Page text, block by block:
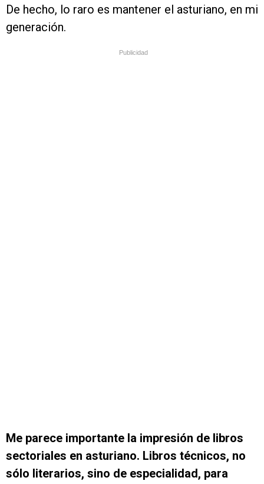
De hecho, lo raro es mantener el asturiano, en mi
generación.
Publicidad
Me parece importante la impresión de libros
sectoriales en asturiano. Libros técnicos, no
sólo literarios, sino de especialidad, para